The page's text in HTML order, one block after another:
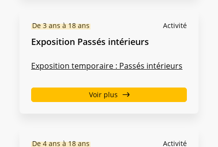
Activité
De 3 ans à 18 ans
Exposition Passés intérieurs
Exposition temporaire : Passés intérieurs
Voir plus
Activité
De 4 ans à 18 ans